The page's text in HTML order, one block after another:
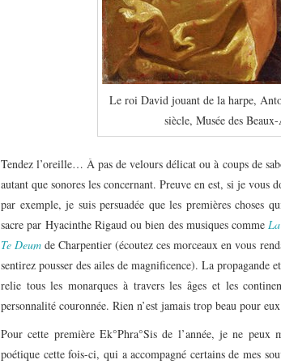
Le roi David jouant de la harpe,
siècle, Musée des
Tendez l’oreille… À pas de velours délicat ou à coups de
autant que sonores les concernant. Preuve en est, si je
par exemple, je suis persuadée que les premières choses
sacre par Hyacinthe Rigaud ou bien des musiques comme La
Te Deum de Charpentier (écoutez ces morceaux en vous
sentirez pousser des ailes de magnificence). La
relie tous les monarques à travers les âges et les
personnalité couronnée. Rien n’est jamais trop beau pour
Pour cette première Ek°Phra°Sis de l’année, je ne peux
poétique cette fois-ci, qui a accompagné certains de mes